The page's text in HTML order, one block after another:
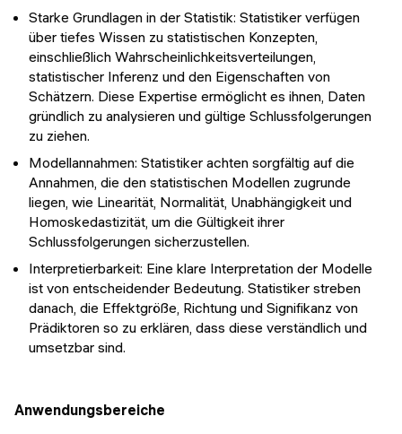
Starke Grundlagen in der Statistik: Statistiker verfügen
über tiefes Wissen zu statistischen Konzepten,
einschließlich Wahrscheinlichkeitsverteilungen,
statistischer Inferenz und den Eigenschaften von
Schätzern. Diese Expertise ermöglicht es ihnen, Daten
gründlich zu analysieren und gültige Schlussfolgerungen
zu ziehen.
Modellannahmen: Statistiker achten sorgfältig auf die
Annahmen, die den statistischen Modellen zugrunde
liegen, wie Linearität, Normalität, Unabhängigkeit und
Homoskedastizität, um die Gültigkeit ihrer
Schlussfolgerungen sicherzustellen.
Interpretierbarkeit: Eine klare Interpretation der Modelle
ist von entscheidender Bedeutung. Statistiker streben
danach, die Effektgröße, Richtung und Signifikanz von
Prädiktoren so zu erklären, dass diese verständlich und
umsetzbar sind.
Anwendungsbereiche